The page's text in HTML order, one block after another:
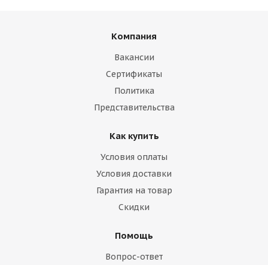
Компания
Вакансии
Сертификаты
Политика
Представительства
Как купить
Условия оплаты
Условия доставки
Гарантия на товар
Скидки
Помощь
Вопрос-ответ